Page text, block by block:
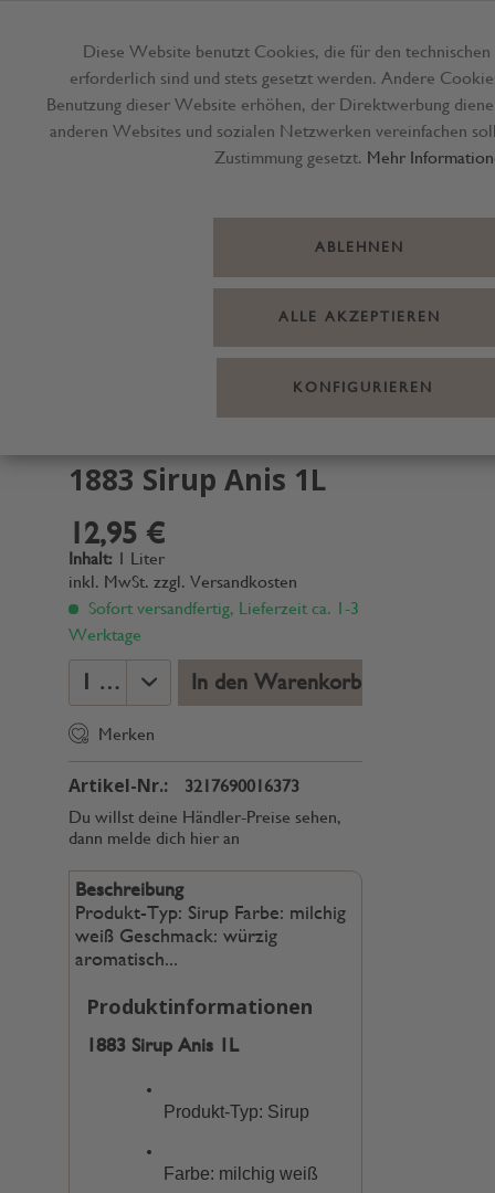
1883 Sirup Anis 1L
12,95 €
Inhalt: 1 Liter
inkl. MwSt. zzgl. Versandkosten
Sofort versandfertig, Lieferzeit ca. 1-3
Werktage
In den Warenkorb
Merken
Artikel-Nr.:
3217690016373
Du willst deine Händler-Preise sehen,
dann melde dich hier an
Beschreibung
Produkt-Typ: Sirup Farbe: milchig
weiß Geschmack: würzig
aromatisch...
Produktinformationen
1883 Sirup Anis 1L
Produkt-Typ: Sirup
Farbe: milchig weiß
Diese Website benutzt Cookies, die für den
erforderlich sind und stets gesetzt werden. Andere
Benutzung dieser Website erhöhen, der Direktwerbung
anderen Websites und sozialen Netzwerken vereinfachen
Zustimmung gesetzt. Mehr
ABLEHNEN
ALLE AKZEPTIEREN
KONFIGURIEREN